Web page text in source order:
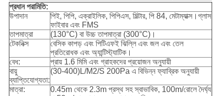
প্রধান পরামিতি:
উপাদান
পিই, পিপি, এক্রাইলিক, পিপিএস, মিল্টার, পি 84, মেটাম্যাক্স।গ্লাস
ফাইবার এবং FMS
তাপমাত্রা
(130°C) বা উচ্চ তাপমাত্রা (300°C)।
টেকনিক্স
বেসিক কাপড় এবং পিটিএফই ঝিল্লি এবং জল এবং তেল
প্রতিরোধক এবং অ্যান্টিস্ট্যাটিক।
বেধ:
প্রায় 1.6 মিমি এবং গ্রাহকদের প্রয়োজন অনুযায়ী
বায়ু
ব্যাপ্তিযোগ্যতা:
(30-400)L/M2/S 200Pa এ বিভিন্ন ফ্যাব্রিক অনুযায়ী
মাত্রা:
0.45m থেকে 2.3m প্রস্থ সহ স্বাভাবিক, 100m/রোলে দৈর্ঘ্য